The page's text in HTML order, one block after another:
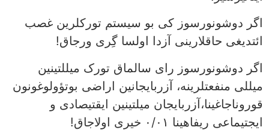
اگر دوشونورسوز کی بو سیستم تورکلرین غصب
ائتدیغی حاقلارینی آزدا اولسا گِری ورجاق!
اگر دوشونورسوز رای سالماق تورک میللتینین
میللی منفعتلرینه، آزربایجانین اراضی بوتؤولوغونون
قوروناجاغینا،آزربایجان میلتینین ایقتیصادی و
ایجتیماعی ریفاهینا ۰/۰۱ خیری اولاجاق!